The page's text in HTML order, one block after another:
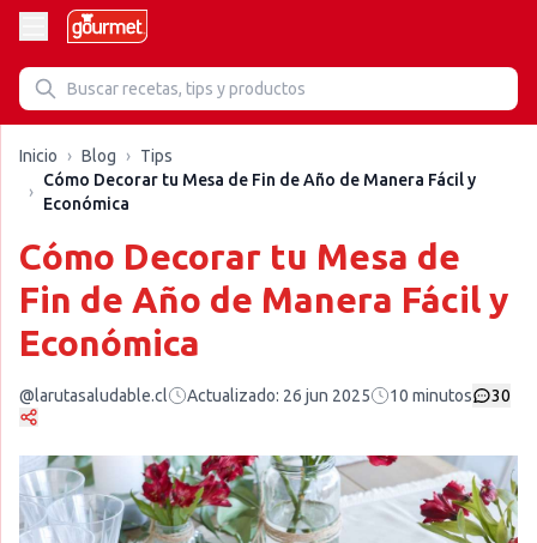
Inicio › Blog › Tips
›
Cómo Decorar tu Mesa de Fin de Año de Manera Fácil y
Económica
Cómo Decorar tu Mesa de
Fin de Año de Manera Fácil y
Económica
@larutasaludable.cl Actualizado: 26 jun 2025 10 minutos 30